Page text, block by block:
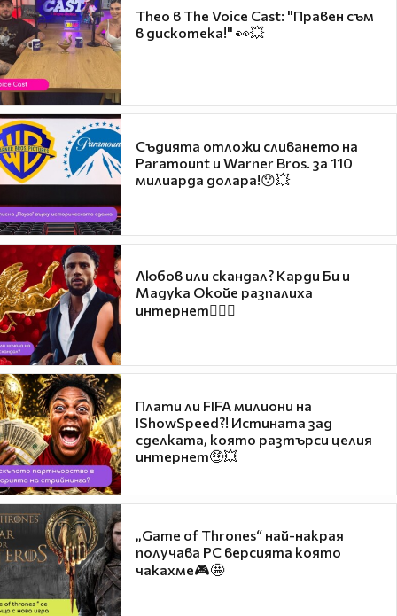
Theo в The Voice Cast: "Правен съм
в дискотека!" 👀💥
Съдията отложи сливането на
Paramount и Warner Bros. за 110
милиарда долара!😯💥
Любов или скандал? Карди Би и
Мадука Окойе разпалиха
интернет❤️‍🔥🔥
Плати ли FIFA милиони на
IShowSpeed?! Истината зад
сделката, която разтърси целия
интернет🤑💥
„Game of Thrones“ най-накрая
получава PC версията която
чакахме🎮🤩